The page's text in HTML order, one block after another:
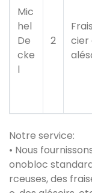
Mic
hel
De
cke
l
2
cier
Notre service:
• Nous
onobloc
rceuses, des